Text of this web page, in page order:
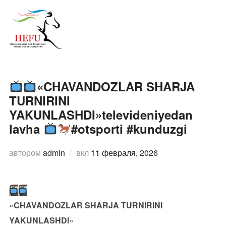
содержимому
«CHAVANDOZLAR SHARJA
TURNIRINI
YAKUNLASHDI»televideniyedan
lavha
#otsporti #kunduzgi
автором admin вкл Опубликовано
11 февраля, 2026
«CHAVANDOZLAR SHARJA TURNIRINI
YAKUNLASHDI»